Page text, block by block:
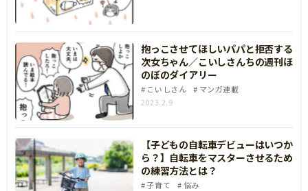
抱っこさせてほしいパパと拒否する
次女ちゃん／こいしさんちの週刊ほ
のぼのダイアリー
こいしさん
マンガ連載
2023.2.9
【子どもの自転車デビューはいつか
ら？】自転車をマスターさせるため
の練習方法とは？
子育て
悩み